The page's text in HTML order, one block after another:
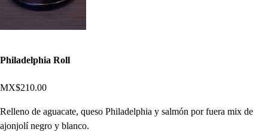
Philadelphia Roll
MX$210.00
Relleno de aguacate, queso Philadelphia y salmón por fuera mix de
ajonjolí negro y blanco.